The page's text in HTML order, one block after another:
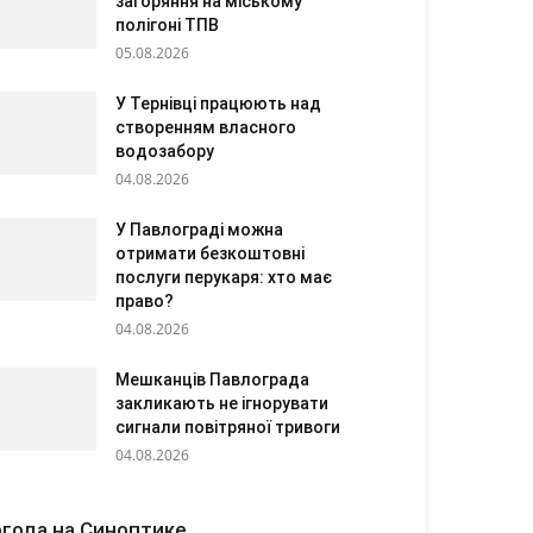
полігоні ТПВ
05.08.2026
У Тернівці працюють над
створенням власного
водозабору
04.08.2026
У Павлограді можна
отримати безкоштовні
послуги перукаря: хто має
право?
04.08.2026
Мешканців Павлограда
закликають не ігнорувати
сигнали повітряної тривоги
04.08.2026